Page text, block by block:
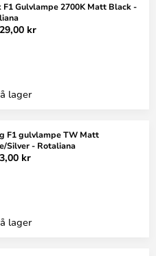
F1 Gulvlampe 2700K Matt Black -
kr
lager
F1 gulvlampe TW Matt
Silver - Rotaliana
kr
lager